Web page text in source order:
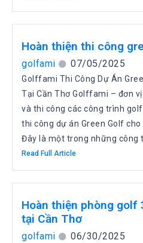
Hoàn thiện thi công
golfami 07/05/2025
Golffami Thi Công Dự Án
Tại Cần Thơ Golffami – đơn
và thi công các công trình
thi công dự án Green Golf
Đây là một trong những công
Read Full Article
Hoàn thiện phòng golf
tại Cần Thơ
golfami 06/30/2025